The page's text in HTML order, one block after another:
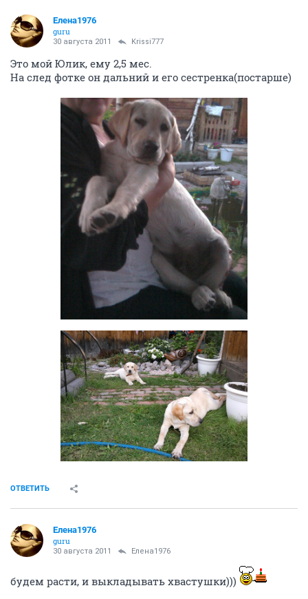
Елена1976
guru
30 августа 2011 Krissi777
Это мой Юлик, ему 2,5 мес.
На след фотке он дальний и его сестренка(постарше)
ОТВЕТИТЬ
Елена1976
guru
30 августа 2011 Елена1976
будем расти, и выкладывать хвастушки)))